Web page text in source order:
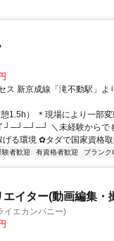
1.5h） ＊現場により一部
＼未経験からで
る環境 ✿タダで国家資格
験者歓迎 有資格者歓迎 ブランク
イター(動画編集・
イエカンパニー)